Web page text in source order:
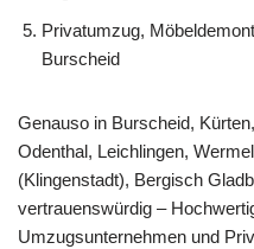
Privatumzug,
Burscheid
Genauso in Burscheid,
Odenthal, Leichlingen,
(Klingenstadt), Bergisch
vertrauenswürdig –
Umzugsunternehmen und